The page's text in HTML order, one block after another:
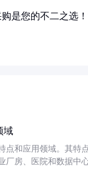
是您的不二之选
域
点和应用领域。其特
厂房、医院和数据中